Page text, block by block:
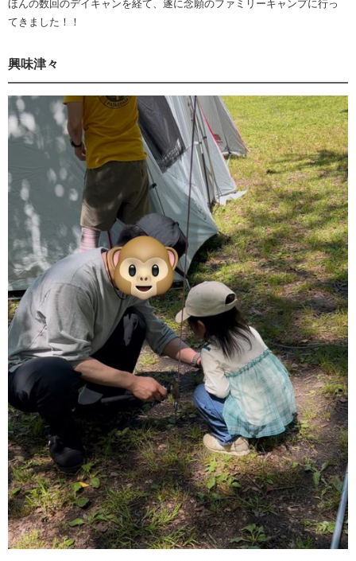
ほんの数回のデイキャンを経て、遂に念願のファミリーキャンプに行っ
てきました！！
興味津々